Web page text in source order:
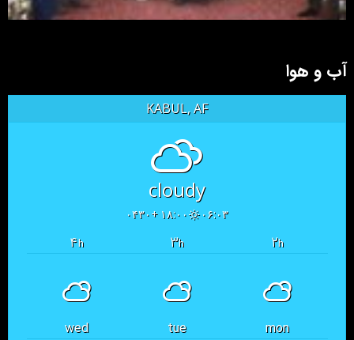
آب و هوا
KABUL, AF
cloudy
۰۶:۰۳ ۱۸:۰۰ +۰۴۳۰
۲h ۳h ۴h
mon
tue
wed